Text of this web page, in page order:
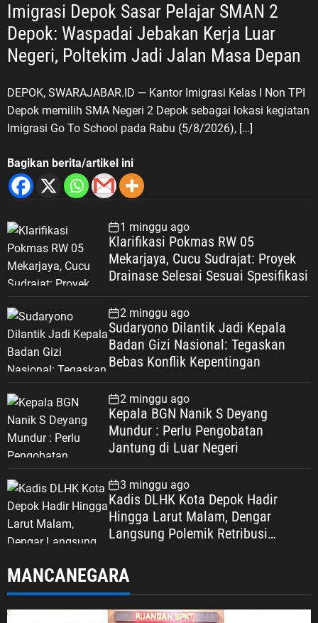
Imigrasi Depok Sasar Pelajar SMAN 2
Depok: Waspadai Jebakan Kerja Luar
DEPOK, SWARAJABAR.ID — Kantor Imigrasi Kelas I Non TPI
Depok memilih SMA Negeri 2 Depok sebagai lokasi kegiatan
Imigrasi Go To School pada Rabu (5/8/2026), […]
Bagikan berita/artikel ini
1 minggu ago
Klarifikasi Pokmas RW 05
Mekarjaya, Cucu Sudrajat: Proyek
Drainase Selesai Sesuai Spesifikasi
2 minggu ago
Sudaryono Dilantik Jadi Kepala
Badan Gizi Nasional: Tegaskan
Bebas Konflik Kepentingan
2 minggu ago
Kepala BGN Nanik S Deyang
Mundur : Perlu Pengobatan
Jantung di Luar Negeri
3 minggu ago
Kadis DLHK Kota Depok Hadir
Hingga Larut Malam, Dengar
Langsung Polemik Retribusi
MANCANEGARA